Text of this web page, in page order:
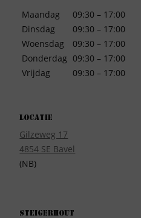
Maandag
Dinsdag
Woensdag
Donderdag
Vrijdag
09:30 – 17:00
09:30 – 17:00
09:30 – 17:00
09:30 – 17:00
09:30 – 17:00
Locatie
Gilzeweg 17
4854 SE Bavel
(NB)
Steigerhout